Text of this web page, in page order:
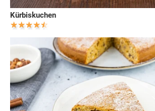
Kürbiskuchen